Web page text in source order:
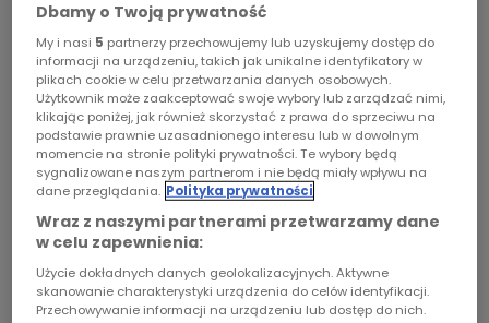
Trójka
Czwórka
PR24
Poland
Kierowcy
Dzieci
DATA PUBLIKACJI:
STRONA GŁÓWNA>ARTYKUŁ
Pana Jana umowa z Bogiem
STUDIO REPORTAŻU I DOKUMENTU
Pana Jana umowa z Bogiem
Dbamy o Twoją prywatność
My i nasi 5 partnerzy przechowujemy lub uzyskujemy dostęp do
informacji na urządzeniu, takich jak unikalne identyfikatory w
plikach cookie w celu przetwarzania danych osobowych.
Użytkownik może zaakceptować swoje wybory lub zarządzać nimi,
klikając poniżej, jak również skorzystać z prawa do sprzeciwu na
podstawie prawnie uzasadnionego interesu lub w dowolnym
momencie na stronie polityki prywatności. Te wybory będą
sygnalizowane naszym partnerom i nie będą miały wpływu na
dane przeglądania. Polityka prywatności
Wraz z naszymi partnerami przetwarzamy dane
w celu zapewnienia:
Użycie dokładnych danych geolokalizacyjnych. Aktywne
skanowanie charakterystyki urządzenia do celów identyfikacji.
Przechowywanie informacji na urządzeniu lub dostęp do nich.